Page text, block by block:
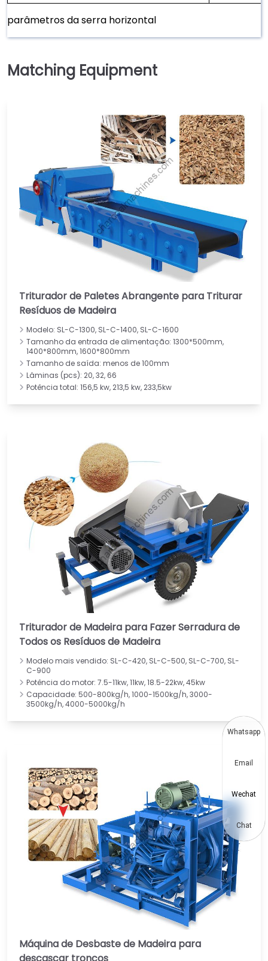
parâmetros da serra horizontal
Triturador de Paletes Abrangente para Triturar
Resíduos de Madeira
Modelo: SL-C-1300, SL-C-1400, SL-C-1600
Tamanho da entrada de alimentação: 1300*500mm,
1400*800mm, 1600*800mm
Tamanho de saída: menos de 100mm
Lâminas (pcs): 20, 32, 66
Potência total: 156,5 kw, 213,5 kw, 233,5kw
Triturador de Madeira para Fazer Serradura de
Todos os Resíduos de Madeira
Modelo mais vendido: SL-C-420, SL-C-500, SL-C-700, SL-
C-900
Potência do motor: 7.5-11kw, 11kw, 18.5-22kw, 45kw
Capacidade: 500-800kg/h, 1000-1500kg/h, 3000-
3500kg/h, 4000-5000kg/h
Máquina de Desbaste de Madeira para
descascar troncos
Whatsapp
Email
Wechat
Chat